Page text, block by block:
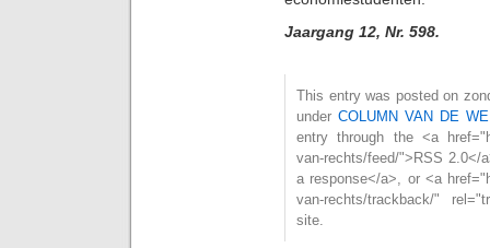
Jaargang 12, Nr. 598.
This entry was posted on
under COLUMN VAN DE
entry through the <a
van-rechts/feed/">RSS 2.0</
a response</a>, or <a
van-rechts/trackback/"
site.